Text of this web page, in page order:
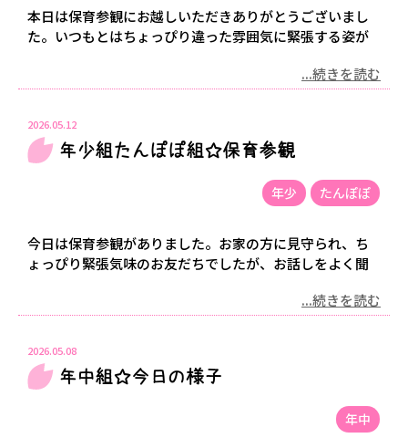
本日は保育参観にお越しいただきありがとうございまし
た。いつもとはちょっぴり違った雰囲気に緊張する姿が
...続きを読む
2026.05.12
年少組たんぽぽ組☆保育参観
年少 たんぽぽ
今日は保育参観がありました。お家の方に見守られ、ち
ょっぴり緊張気味のお友だちでしたが、お話しをよく聞
...続きを読む
2026.05.08
年中組☆今日の様子
年中